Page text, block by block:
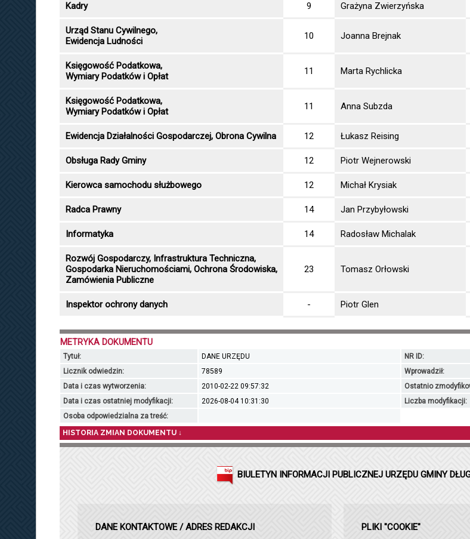
Kadry 9 Grażyna Zwierzyńska
Urząd Stanu Cywilnego,
Ewidencja Ludności
10 Joanna Brejnak
Księgowość Podatkowa,
Wymiary Podatków i Opłat
11 Marta Rychlicka
Księgowość Podatkowa,
Wymiary Podatków i Opłat
11 Anna Subzda
Ewidencja Działalności Gospodarczej, Obrona Cywilna 12 Łukasz Reising
Obsługa Rady Gminy 12 Piotr Wejnerowski
Kierowca samochodu służbowego 12 Michał Krysiak
Radca Prawny 14 Jan Przybyłowski
Informatyka 14 Radosław Michalak
Rozwój Gospodarczy, Infrastruktura Techniczna,
Gospodarka Nieruchomościami, Ochrona Środowiska,
Zamówienia Publiczne
23 Tomasz Orłowski
Inspektor ochrony danych - Piotr Glen
METRYKA DOKUMENTU
Tytuł: DANE URZĘDU NR ID:
Licznik odwiedzin:
78589 Wprowadził:
Data i czas wytworzenia:
2010-02-22 09:57:32 Ostatnio
Data i czas ostatniej modyfikacji:
2026-08-04 10:31:30 Liczba modyfikacji:
Osoba odpowiedzialna za treść:
HISTORIA ZMIAN DOKUMENTU ↓
BIULETYN INFORMACJI PUBLICZNEJ URZĘDU GMINY
DANE KONTAKTOWE / ADRES REDAKCJI
PLIKI "COOKIE"